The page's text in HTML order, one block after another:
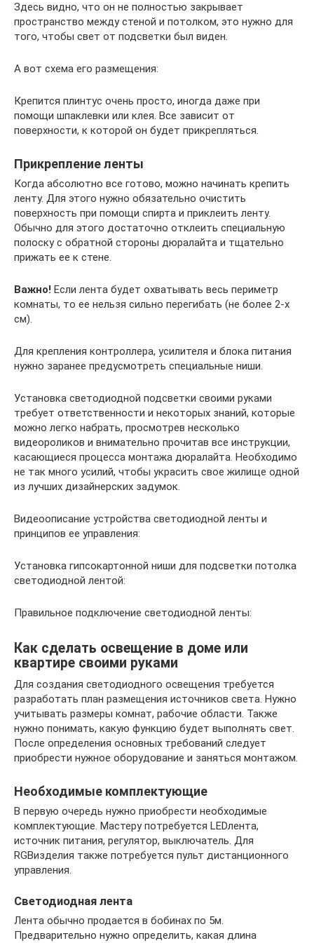
Здесь видно, что он не полностью закрывает
пространство между стеной и потолком, это нужно для
того, чтобы свет от подсветки был виден.
А вот схема его размещения:
Крепится плинтус очень просто, иногда даже при
помощи шпаклевки или клея. Все зависит от
поверхности, к которой он будет прикрепляться.
Прикрепление ленты
Когда абсолютно все готово, можно начинать крепить
ленту. Для этого нужно обязательно очистить
поверхность при помощи спирта и приклеить ленту.
Обычно для этого достаточно отклеить специальную
полоску с обратной стороны дюралайта и тщательно
прижать ее к стене.
Важно! Если лента будет охватывать весь периметр
комнаты, то ее нельзя сильно перегибать (не более 2-х
см).
Для крепления контроллера, усилителя и блока питания
нужно заранее предусмотреть специальные ниши.
Установка светодиодной подсветки своими руками
требует ответственности и некоторых знаний, которые
можно легко набрать, просмотрев несколько
видеороликов и внимательно прочитав все инструкции,
касающиеся процесса монтажа дюралайта. Необходимо
не так много усилий, чтобы украсить свое жилище одной
из лучших дизайнерских задумок.
Видеоописание устройства светодиодной ленты и
принципов ее управления:
Установка гипсокартонной ниши для подсветки потолка
светодиодной лентой:
Правильное подключение светодиодной ленты:
Как сделать освещение в доме или
квартире своими руками
Для создания светодиодного освещения требуется
разработать план размещения источников света. Нужно
учитывать размеры комнат, рабочие области. Также
нужно понимать, какую функцию будет выполнять свет.
После определения основных требований следует
приобрести нужное оборудование и заняться монтажом.
Необходимые комплектующие
В первую очередь нужно приобрести необходимые
комплектующие. Мастеру потребуется LEDлента,
источник питания, регулятор, выключатель. Для
RGBизделия также потребуется пульт дистанционного
управления.
Светодиодная лента
Лента обычно продается в бобинах по 5м.
Предварительно нужно определить, какая длина